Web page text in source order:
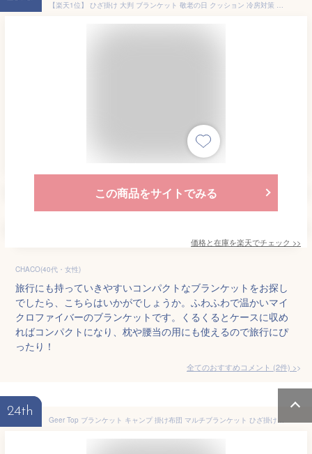
【楽天1位】 ひざ掛け 大判 ブランケット 敬老の日 クッション 冷房対策 防災 毛布 掛け毛布 マイクロファイバー あったか ふわふわ 軽量 洗える おしゃれ くるんけっと 通年用 90×140cm 車 トラベル キャンプ アウトドア やわらか コンパクト 薄手
この商品をサイトでみる
価格と在庫を楽天でチェック >>
CHACO(40代・女性)
旅行にも持っていきやすいコンパクトなブランケットをお探し
でしたら、こちらはいかがでしょうか。ふわふわで温かいマイ
クロファイバーのブランケットです。くるくるとケースに収め
ればコンパクトになり、枕や腰当の用にも使えるので旅行にぴ
ったり！
全てのおすすめコメント (2件) >
24th
Geer Top ブランケット キャンプ 掛け布団 マルチブランケット ひざ掛け 防寒 防水 軽量 コンパクト 柔らかい 毛巾 テント用キルト グランドシート兼用 丸洗い可能 アウトドア 旅行 車中泊 自宅 野球 観戦 150×200cm 大判